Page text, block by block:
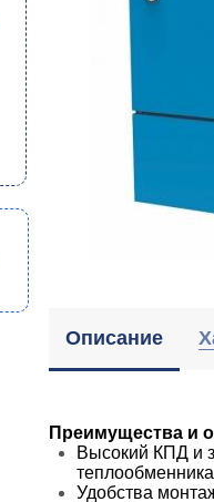
Описание
Преимущества и
Высокий КПД и
Удобства